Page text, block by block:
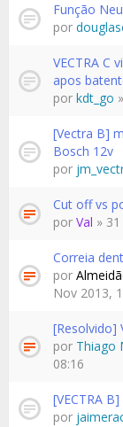
Função
por
VECTRA C
apos
por kdt_go
[Vectra B]
Bosch 12v
por
Cut off vs
por Val »
Correia
por
Nov 2013,
[Resolvido]
por Thiago
08:16
[VECTRA B]
por